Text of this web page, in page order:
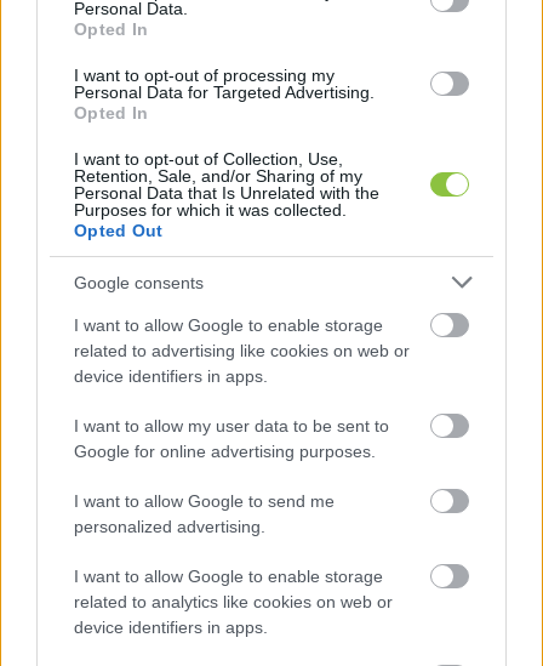
Personal Data.
Opted In
I want to opt-out of processing my
Personal Data for Targeted Advertising.
Opted In
I want to opt-out of Collection, Use,
Retention, Sale, and/or Sharing of my
Personal Data that Is Unrelated with the
Purposes for which it was collected.
Opted Out
Google consents
I want to allow Google to enable storage
related to advertising like cookies on web or
device identifiers in apps.
I want to allow my user data to be sent to
Google for online advertising purposes.
I want to allow Google to send me
personalized advertising.
I want to allow Google to enable storage
related to analytics like cookies on web or
device identifiers in apps.
1,26 milliárdból „civilkedik” a
Békemenetet szervező CÖF
Közzétette a tavalyi évre vonatkozó pénzügyi
beszámolóját a Békemeneteket szervező Civil Összefogás
Fórum (CÖF) alapítványa. A dokumentum szerint 2024-ben
Lapszemle 2025. 06. 16.